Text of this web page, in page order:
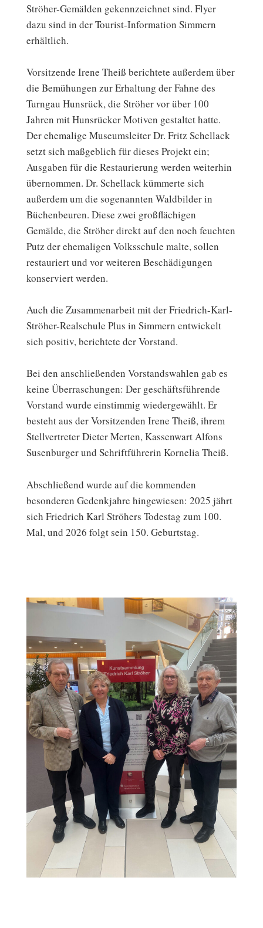
Ströher-Gemälden gekennzeichnet sind. Flyer
dazu sind in der Tourist-Information Simmern
erhältlich.
Vorsitzende Irene Theiß berichtete außerdem über
die Bemühungen zur Erhaltung der Fahne des
Turngau Hunsrück, die Ströher vor über 100
Jahren mit Hunsrücker Motiven gestaltet hatte.
Der ehemalige Museumsleiter Dr. Fritz Schellack
setzt sich maßgeblich für dieses Projekt ein;
Ausgaben für die Restaurierung werden weiterhin
übernommen. Dr. Schellack kümmerte sich
außerdem um die sogenannten Waldbilder in
Büchenbeuren. Diese zwei großflächigen
Gemälde, die Ströher direkt auf den noch feuchten
Putz der ehemaligen Volksschule malte, sollen
restauriert und vor weiteren Beschädigungen
konserviert werden.
Auch die Zusammenarbeit mit der Friedrich-Karl-
Ströher-Realschule Plus in Simmern entwickelt
sich positiv, berichtete der Vorstand.
Bei den anschließenden Vorstandswahlen gab es
keine Überraschungen: Der geschäftsführende
Vorstand wurde einstimmig wiedergewählt. Er
besteht aus der Vorsitzenden Irene Theiß, ihrem
Stellvertreter Dieter Merten, Kassenwart Alfons
Susenburger und Schriftführerin Kornelia Theiß.
Abschließend wurde auf die kommenden
besonderen Gedenkjahre hingewiesen: 2025 jährt
sich Friedrich Karl Ströhers Todestag zum 100.
Mal, und 2026 folgt sein 150. Geburtstag.